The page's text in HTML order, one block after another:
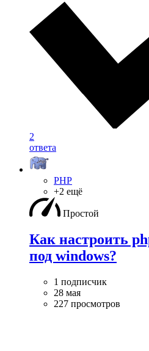
2
ответа
PHP
+2 ещё
Простой
Как настроить
под windows?
1 подписчик
28 мая
227 просмотров